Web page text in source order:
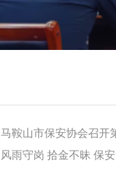
马鞍山市保安协会召开
风雨守岗 拾金不昧 保